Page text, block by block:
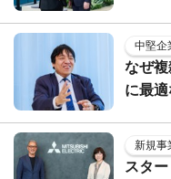
中堅企
なぜ
に最
新規事
スタ